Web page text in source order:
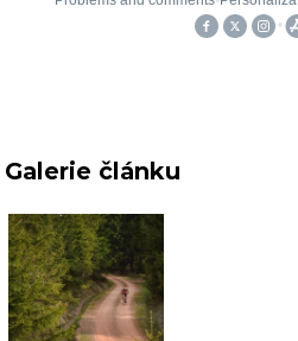
Galerie článku